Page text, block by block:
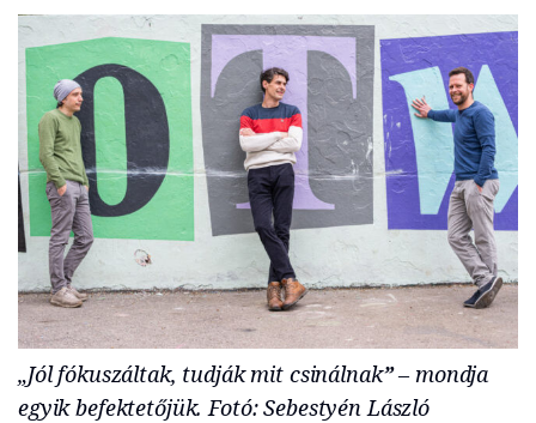
„Jól fókuszáltak, tudják mit csinálnak”– mondja
egyik befektetőjük. Fotó: Sebestyén László